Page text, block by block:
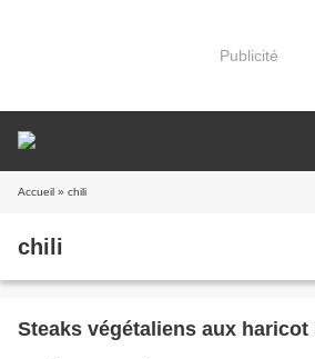
Publicité
Accueil » chili
chili
Steaks végétaliens aux haricot